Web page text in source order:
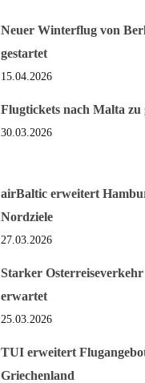
Neuer Winterflug von
gestartet
15.04.2026
Flugtickets nach Malta zu
30.03.2026
airBaltic erweitert
Nordziele
27.03.2026
Starker
erwartet
25.03.2026
TUI erweitert
Griechenland